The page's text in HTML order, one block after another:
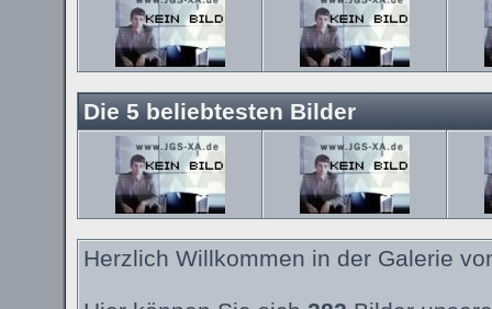
Die 5 beliebtesten Bilder
Herzlich Willkommen in der Galerie